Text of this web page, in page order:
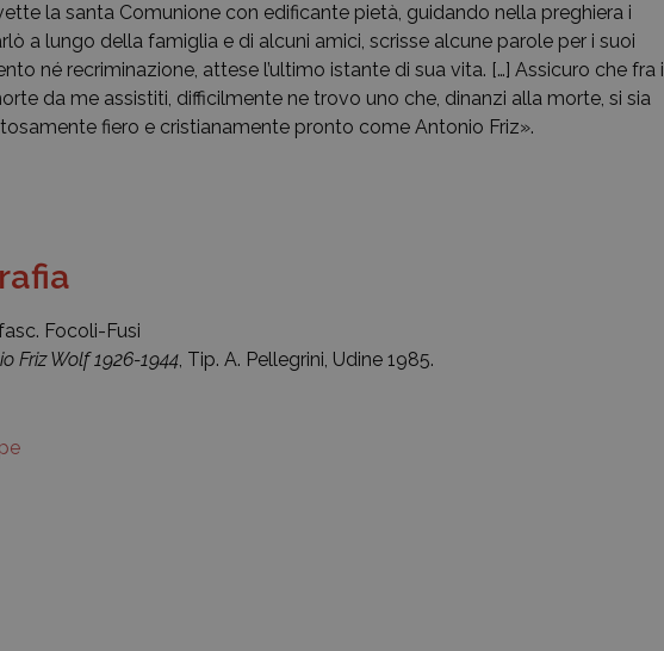
la santa Comunione con edificante pietà, guidando nella preghiera i
a lungo della famiglia e di alcuni amici, scrisse alcune parole per i suoi
né recriminazione, attese l’ultimo istante di sua vita. […] Assicuro che fra i
da me assistiti, difficilmente ne trovo uno che, dinanzi alla morte, si sia
fiero e cristianamente pronto come Antonio Friz».
Focoli-Fusi
Friz Wolf 1926-1944, Tip. A. Pellegrini, Udine 1985.